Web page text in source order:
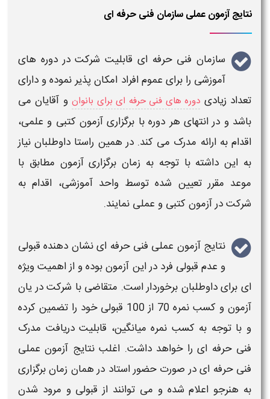
نتایج آزمون عملی سازمان فنی حرفه ای
سازمان فنی حرفه ای قابلیت شرکت در دوره های
آموزشی را برای عموم افراد امکان پذیر نموده و دارای
تعداد زیادی دوره های فنی حرفه ای برای بانوانو آقایان می
باشد و در انتهای هر دوره با برگزاری آزمون کتبی و علمی،
اقدام به ارائه مدرک می کند. در همین راستا داوطلبان نیاز
به این داشته با توجه به زمان برگزاری آزمون مطابق با
موعد مقرر تعیین شده توسط واحد آموزشی، اقدام به
شرکت در آزمون کتبی و عملی نمایند.
نتایج آزمون عملی فنی حرفه اینشان دهنده قبولی
و عدم قبولی فرد در این آزمونبوده و از اهمیت ویژه
ای برای داوطلبان برخوردار است. متقاضی با شرکت در یان
آزمون
و کسب نمره 70 از 100 قبولی خود را تضمین کرده
و با توجه به کسب نمره میانگین، قابلیتدریافت مدرک
فنی حرفه ایرا خواهد داشت. اغلبنتایج آزمون عملی
فنی حرفه ایدر صورت حضور استاد در همان زمان برگزاری
به هنرجو اعلام شده و می توانند از قبولی و مرود شدن